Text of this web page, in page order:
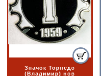
Значок Торпедо
(Владимир) нов